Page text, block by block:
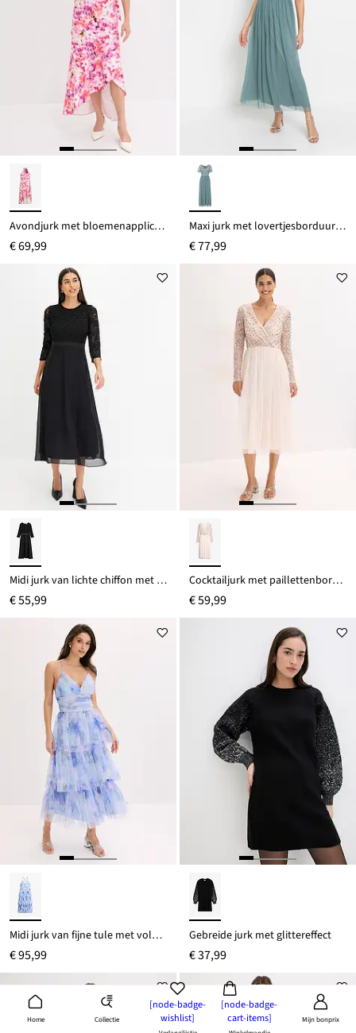
Home Collectie
[node-badge-
wishlist]
[node-badge-
cart-items]
Mijn bonprix
Avondjurk met bloemenapplicatie
€ 69,99
Maxi jurk met lovertjesborduursel
€ 77,99
Midi jurk van lichte chiffon met kanten lijfje
€ 55,99
Cocktailjurk met paillettenborduursel
€ 59,99
Midi jurk van fijne tule met volants
€ 95,99
Gebreide jurk met glittereffect
€ 37,99